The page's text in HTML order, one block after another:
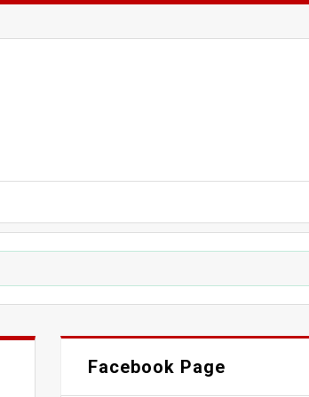
Facebook Page